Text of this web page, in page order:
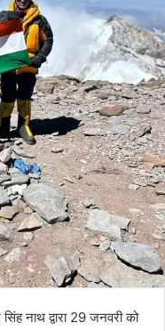
नाथ द्वारा 29 जनवरी को